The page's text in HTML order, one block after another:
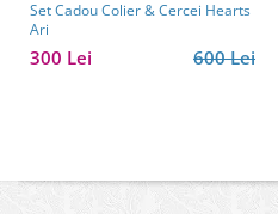
Set Cadou Colier & Cercei Hearts
Ari
600 Lei
300 Lei